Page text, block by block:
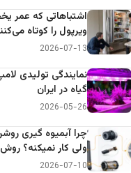
اشتباهاتی که عمر
ویرپول را کوتاه
که باید بدانید
2026-07-13
نمایندگی تولیدی
گیاه در ایران
2026-05-26
چرا آبمیوه گیری
ولی کار نمیکنه؟
عیب یابی
2026-07-10